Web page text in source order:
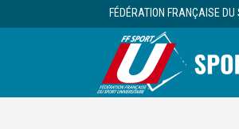
FÉDÉRATION FRANÇAISE